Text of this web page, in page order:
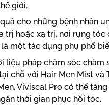
giới.
cho những bệnh nhân
trị hoặc xạ trị, nơi rụng tóc
một tác dụng phụ phổ
liệu pháp chăm sóc chăm
chỗ với Hair Men Mist và
Viviscal Pro có thể
thời gian phục hồi tóc.